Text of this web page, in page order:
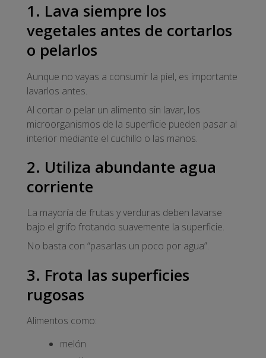
1. Lava siempre los
vegetales antes de cortarlos
o pelarlos
Aunque no vayas a consumir la piel, es importante
lavarlos antes.
Al cortar o pelar un alimento sin lavar, los
microorganismos de la superficie pueden pasar al
interior mediante el cuchillo o las manos.
2. Utiliza abundante agua
corriente
La mayoría de frutas y verduras deben lavarse
bajo el grifo frotando suavemente la superficie.
No basta con “pasarlas un poco por agua”.
3. Frota las superficies
rugosas
Alimentos como:
melón